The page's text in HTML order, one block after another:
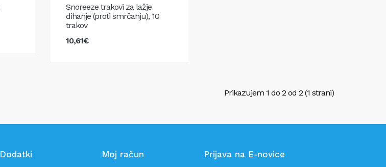
Snoreeze trakovi za lažje
dihanje (proti smrčanju), 10
trakov
10,61€
Prikazujem 1 do 2 od 2 (1 strani)
Dodatki Moj račun Prijava na E-novice